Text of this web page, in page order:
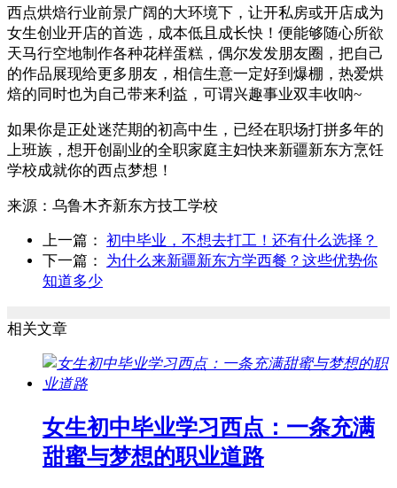
西点烘焙行业前景广阔的大环境下，让开私房或开店成为
女生创业开店的首选，成本低且成长快！便能够随心所欲
天马行空地制作各种花样蛋糕，偶尔发发朋友圈，把自己
的作品展现给更多朋友，相信生意一定好到爆棚，热爱烘
焙的同时也为自己带来利益，可谓兴趣事业双丰收呐~
如果你是正处迷茫期的初高中生，已经在职场打拼多年的
上班族，想开创副业的全职家庭主妇快来新疆新东方烹饪
学校成就你的西点梦想！
来源： 乌鲁木齐新东方技工学校
上一篇： 初中毕业，不想去打工！还有什么选择？
下一篇： 为什么来新疆新东方学西餐？这些优势你
知道多少
相关文章
女生初中毕业学习西点：一条充满
甜蜜与梦想的职业道路